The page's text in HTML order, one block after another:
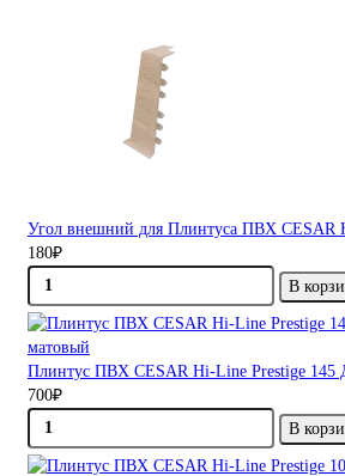
Угол внешний для Плинтуса ПВХ CESAR
180₽
В
Плинтус ПВХ CESAR Hi-Line Prestige 145
700₽
В